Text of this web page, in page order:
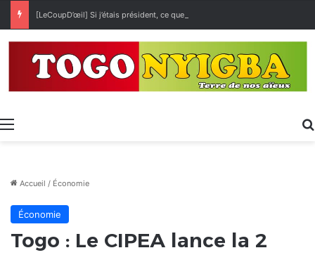
[LeCoupD’œil] Si j’étais président, ce que je ferai des « Évalas »
Menu
Accueil / Économie
Économie
Togo : Le CIPEA lance la 2